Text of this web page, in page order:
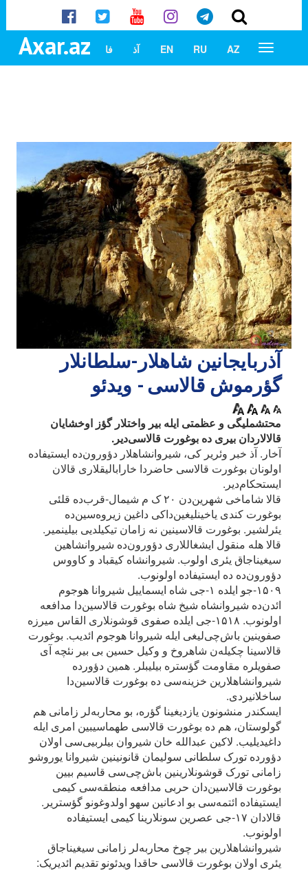
Axar.az AZ
RU
EN آذ فا
آذربایجانین شاهلار-سلطانلار
گؤرموش قالاسی - ویدئو
محتشملیگی و عظمتی ایله بیر واختلار گؤز اوخشایان
قالالاردان بیری ده بوغورت قالاسی‌دیر.
آخار. آذ خبر وئریر کی، شیروانشاهلار دؤورون‌ده ایستیفاده
اولونان بوغورت قالاسی حاضردا خارابالیقلاری قالان
ایستحکام‌دیر.
قالا شاماخی شهرین‌دن ۲۰ ک م شیمال-قرب‌ده قلئی
بوغورت کندی یاخینلیغین‌داکی داغین زیروه‌سین‌ده
یئرلشیر. بوغورت قالاسینین نه زامان تیکیلدیی بیلینمیر.
قالا هله منقول ایشغاللاری دؤورون‌ده شیروانشاهین
سیغیناجاق یئری اولوب. شیروانشاه کیقباد و کاووس
دؤورون‌ده ده ایستیفاده اولونوب.
۱۵۰۹-جو ایلده ۱-جی شاه ایسماییل شیروانا هوجوم
ائد‌ن‌ده شیروانشاه شیخ شاه بوغورت قالاسین‌دا مدافعه
اولونوب. ۱۵۱۸-جی ایلده صفوی قوشونلاری القاس میرزه
صفوینین باش‌چی‌لیغی ایله شیروانا هوجوم ائدیب. بوغورت
قالاسینا چکیله‌ن شاهروخ و وکیل حسین بی بیر نئچه آی
صفویلره مقاومت گؤستره بیلیبلر. همین دؤورده
شیروانشاهلارین خزینه‌سی ده بوغورت قالاسین‌دا
ساخلانیردی.
ایسکندر منشونون یازدیغینا گؤره، بو محاربه‌لر زامانی هم
گولوستان، هم ده بوغورت قالاسی طهماسیبین امری ایله
داغیدیلیب. لاکین عبدالله خان شیروان بیلربیی‌سی اولان
دؤورده تورک سلطانی سولیمان قانونینین شیروانا یوروشو
زامانی تورک قوشونلارینین باش‌چی‌سی قاسیم بیین
بوغورت قالاسین‌دان حربی مدافعه منطقه‌سی کیمی
ایستیفاده ائتمه‌سی بو ادعانین سهو اولدوغونو گؤستریر.
قالادان ۱۷-جی عصرین سونلارینا کیمی ایستیفاده
اولونوب.
شیروانشاهلارین بیر چوخ محاربه‌لر زامانی سیغیناجاق
یئری اولان بوغورت قالاسی حاقدا ویدئونو تقدیم ائدیریک: